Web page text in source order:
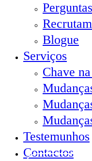
Blogue
Serviços
Chave
Testemunhos
Contactos